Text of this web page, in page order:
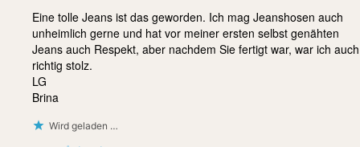
Eine tolle Jeans ist das geworden. Ich mag Jeanshosen auch
unheimlich gerne und hat vor meiner ersten selbst genähten
Jeans auch Respekt, aber nachdem Sie fertigt war, war ich auch
richtig stolz.
LG
Brina
Wird geladen …